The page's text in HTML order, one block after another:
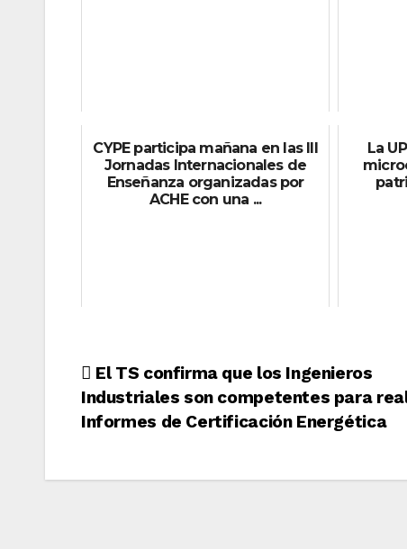
CYPE participa mañana en las III
Jornadas Internacionales de
Enseñanza organizadas por
ACHE con una ...
La
Navegación
de
El TS confirma que los Ingenieros
Industriales son competentes para
Informes de Certificación Energética